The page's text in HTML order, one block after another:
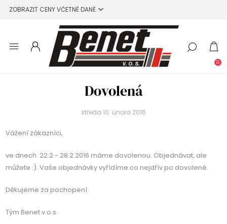
0
Dovolená
středa 10. února 2016
Vážení zákazníci,
ve dnech 22.2 - 28.2.2016 máme dovolenou. Objednávat, ale
můžete :). Vaše objednávky vyřídíme co nejdřív po dovolené.
Děkujeme za pochopení.
Tým Benet v.o.s.